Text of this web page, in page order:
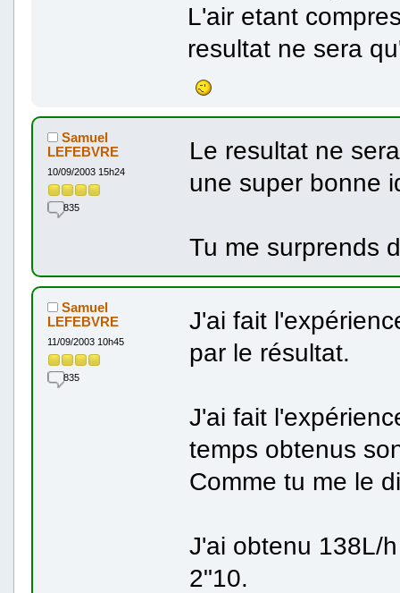
L'air etant
resultat ne sera
Samuel
LEFEBVRE
10/09/2003 15h24
835
Le resultat ne
une super bonne
Tu me surprends
Samuel
LEFEBVRE
11/09/2003 10h45
835
J'ai fait
par le résultat.
J'ai fait
temps obtenus
Comme tu me le
J'ai obtenu 138L/
2"10.